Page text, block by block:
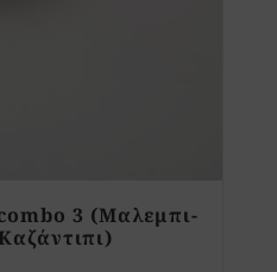
3 (Μαλεμπι-